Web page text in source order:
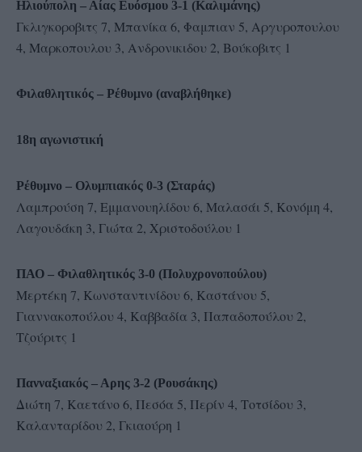
Ηλιούπολη – Αίας Ευόσμου 3-1 (Καλιμάνης)
Γκλιγκοροβιτς 7, Μπανίκα 6, Φαμπιαν 5, Αργυροπουλου
4, Μαρκοπουλου 3, Ανδρονικιδου 2, Βούκοβιτς 1
Φιλαθλητικός – Ρέθυμνο (αναβλήθηκε)
18η αγωνιστική
Ρέθυμνο – Ολυμπιακός 0-3 (Σταράς)
Λαμπρούση 7, Εμμανουηλίδου 6, Μαλασάι 5, Κονόμη 4,
Λαγουδάκη 3, Γιώτα 2, Χριστοδούλου 1
ΠΑΟ – Φιλαθλητικός 3-0 (Πολυχρονοπούλου)
Μερτέκη 7, Κωνσταντινίδου 6, Καστάνου 5,
Γιαννακοπούλου 4, Καββαδία 3, Παπαδοπούλου 2,
Τζούριτς 1
Πανναξιακός – Αρης 3-2 (Ρουσάκης)
Διώτη 7, Καετάνο 6, Πεσόα 5, Περίν 4, Τοτσίδου 3,
Καλανταρίδου 2, Γκιαούρη 1